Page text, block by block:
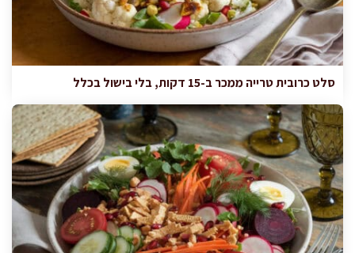
סלט כרובית טרייה ממכר ב-15 דקות, בלי בישול בכלל